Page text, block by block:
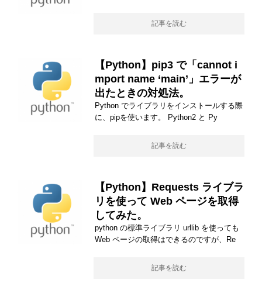
記事を読む
【Python】pip3 で「cannot i
mport name ‘main’」エラーが
出たときの対処法。
Python でライブラリをインストールする際
に、pipを使います。 Python2 と Py
記事を読む
【Python】Requests ライブラ
リを使って Web ページを取得
してみた。
python の標準ライブラリ urllib を使っても
Web ページの取得はできるのですが、Re
記事を読む